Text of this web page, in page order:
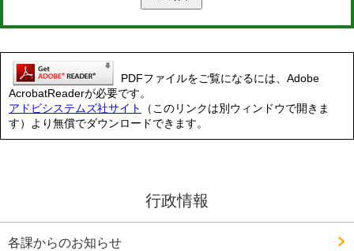
PDFファイルをご覧になるには、Adobe
AcrobatReaderが必要です。
アドビシステムズ社サイト
（このリンクは別ウィンドウで開きま
す）より無償でダウンロードできます。
行政情報
各課からのお知らせ